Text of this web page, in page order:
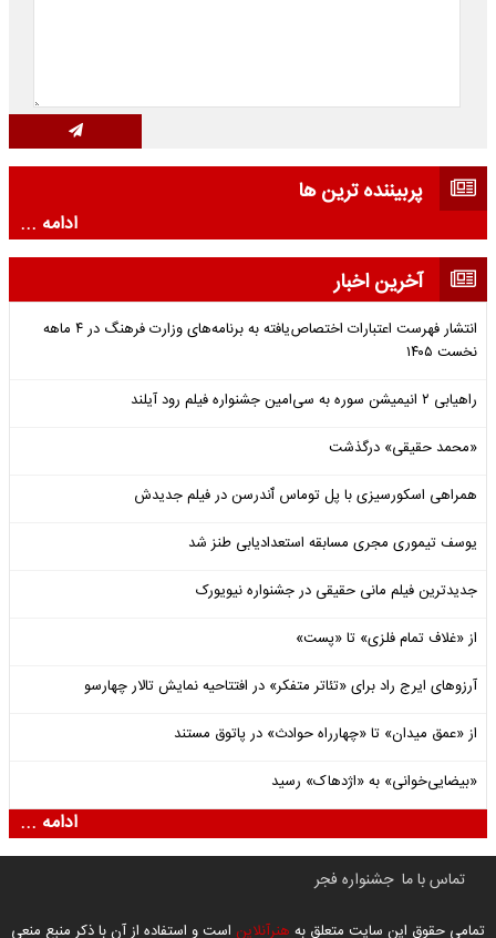
پربیننده ترین ها
ادامه ...
آخرین اخبار
انتشار فهرست اعتبارات اختصاص‌یافته به برنامه‌های وزارت فرهنگ در ۴ ماهه
نخست ۱۴۰۵
راهیابی ۲ انیمیشن سوره به سی‌امین جشنواره فیلم رود آیلند
«محمد حقیقی» درگذشت
همراهی اسکورسیزی با پل توماس ٱندرسن در فیلم جدیدش
یوسف تیموری مجری مسابقه استعدادیابی طنز شد
جدیدترین فیلم مانی حقیقی در جشنواره نیویورک
از «غلاف تمام فلزی» تا «پست»
آرزوهای ایرج راد برای «تئاتر متفکر» در افتتاحیه نمایش تالار چهارسو
از «عمق میدان» تا «چهارراه حوادث» در پاتوق مستند
«بیضایی‌خوانی» به «اژدهاک» رسید
ادامه ...
تماس با ما جشنواره فجر
تمامی حقوق این سایت متعلق به هنرآنلاین است و استفاده از آن با ذکر منبع منعی